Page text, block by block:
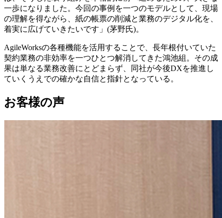
一歩になりました。今回の事例を一つのモデルとして、現場
の理解を得ながら、紙の帳票の削減と業務のデジタル化を、
着実に広げていきたいです」(茅野氏)。
AgileWorksの各種機能を活用することで、長年根付いていた
契約業務の非効率を一つひとつ解消してきた鴻池組。その成
果は単なる業務改善にとどまらず、同社が今後DXを推進し
ていくうえでの確かな自信と指針となっている。
お客様の声